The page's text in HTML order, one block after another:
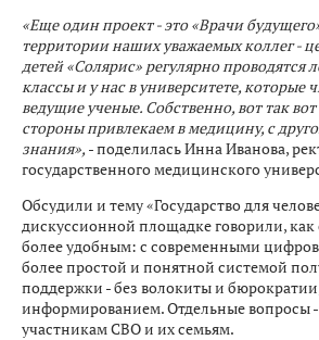
«Еще один проект - это «Врачи
территории наших уважаемых коллег -
детей «Солярис» регулярно проводятся
классы и у нас в университете, которые
ведущие ученые. Собственно, вот так
стороны привлекаем в медицину, с
знания», - поделилась Инна Иванова,
государственного медицинского
Обсудили и тему «Государство для
дискуссионной площадке говорили, как
более удобным: с современными
более простой и понятной системой
поддержки - без волокиты и
информированием. Отдельные вопросы
участникам СВО и их семьям.